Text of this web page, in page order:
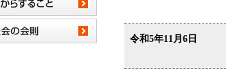
令和5年11月6日